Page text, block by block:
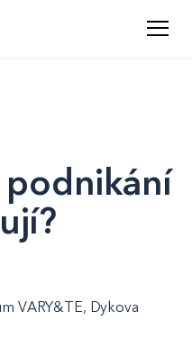
podnikání
VARY&TE, Dykova